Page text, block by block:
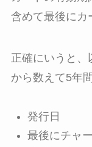
含めて最後にカ
正確にいうと、
から数えて5年間
発行日
最後にチャ